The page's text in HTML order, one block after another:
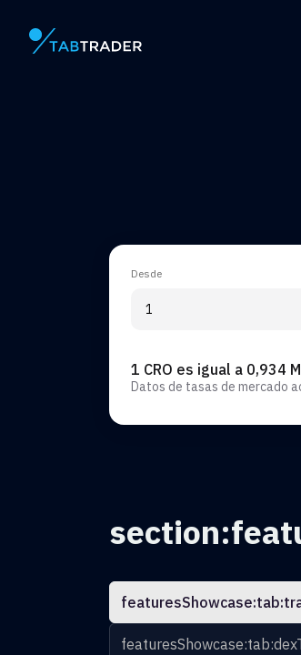
Página principal
Desde
1 CRO es igual a 0,934
Datos de tasas de mercado